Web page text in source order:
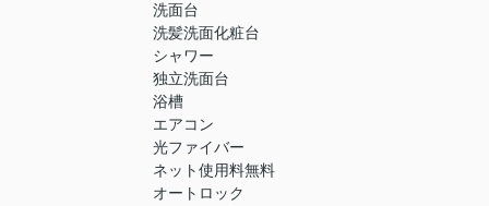
洗面台
洗髪洗面化粧台
シャワー
独立洗面台
浴槽
エアコン
光ファイバー
ネット使用料無料
オートロック